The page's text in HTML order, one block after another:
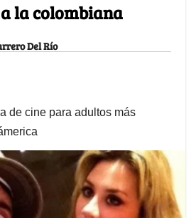
la colombiana
Del Río
de cine para adultos más